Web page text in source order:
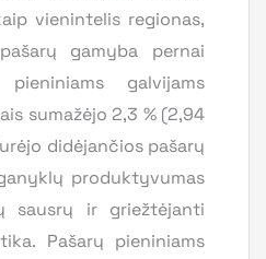
vienintelis regionas,
gamyba pernai
galvijams
sumažėjo 2,3 % (2,94
didėjančios pašarų
produktyvumas
sausrų ir griežtėjanti
Pašarų pieniniams